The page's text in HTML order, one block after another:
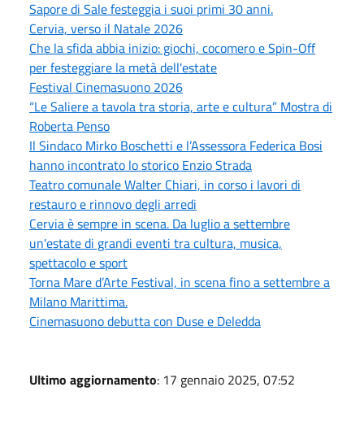
Sapore di Sale festeggia i suoi primi 30 anni.
Cervia, verso il Natale 2026
Che la sfida abbia inizio: giochi, cocomero e Spin-Off
per festeggiare la metà dell'estate
Festival Cinemasuono 2026
“Le Saliere a tavola tra storia, arte e cultura” Mostra di
Roberta Penso
Il Sindaco Mirko Boschetti e l’Assessora Federica Bosi
hanno incontrato lo storico Enzio Strada
Teatro comunale Walter Chiari, in corso i lavori di
restauro e rinnovo degli arredi
Cervia è sempre in scena. Da luglio a settembre
un'estate di grandi eventi tra cultura, musica,
spettacolo e sport
Torna Mare d’Arte Festival, in scena fino a settembre a
Milano Marittima.
Cinemasuono debutta con Duse e Deledda
Ultimo aggiornamento: 17 gennaio 2025, 07:52